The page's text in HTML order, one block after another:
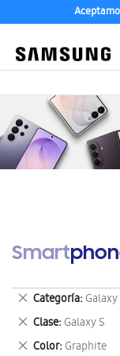
Categoría Galaxy
Eliminar
este
artículo
Clase Galaxy S
Eliminar
este
Color Graphite
Eliminar